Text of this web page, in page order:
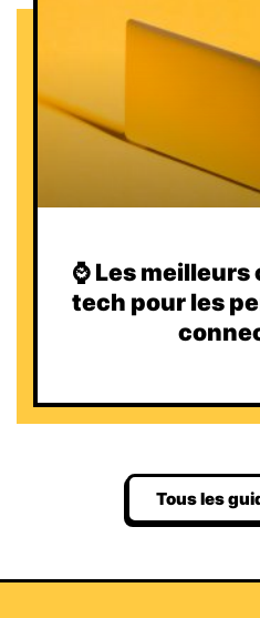
⌚️ Les
tech pour les
Tous les